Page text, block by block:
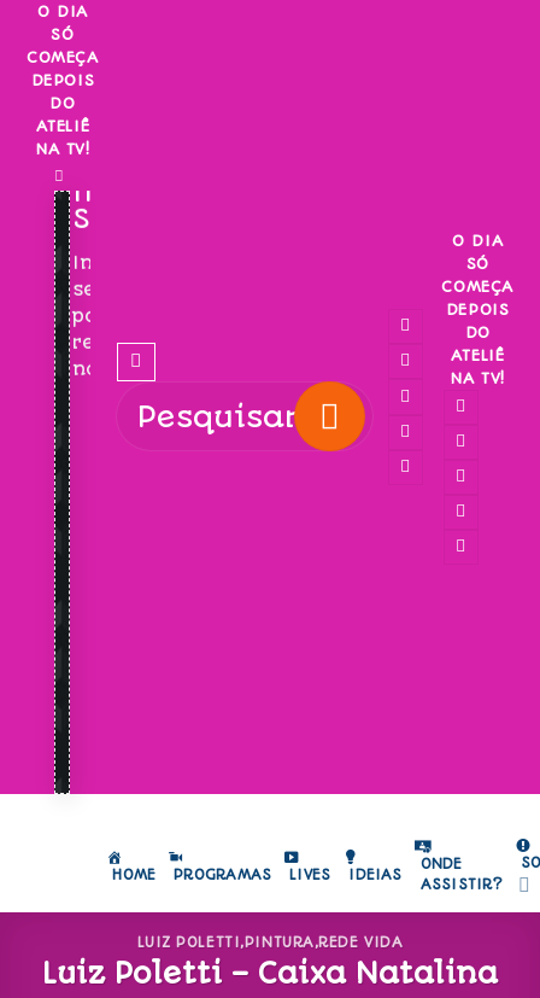
Skip
content
O DIA
SÓ
COMEÇA
DEPOIS
DO
ATELIÊ
NA TV!
INSCREVA-
SE!
Inscreva-
se
para
receber
novidades!
O DIA
SÓ
COMEÇA
DEPOIS
DO
ATELIÊ
NA TV!
HOME PROGRAMAS LIVES IDEIAS
ONDE
ASSISTIR?
LUIZ POLETTI , PINTURA,REDE VIDA
Luiz Poletti – Caixa Natalina